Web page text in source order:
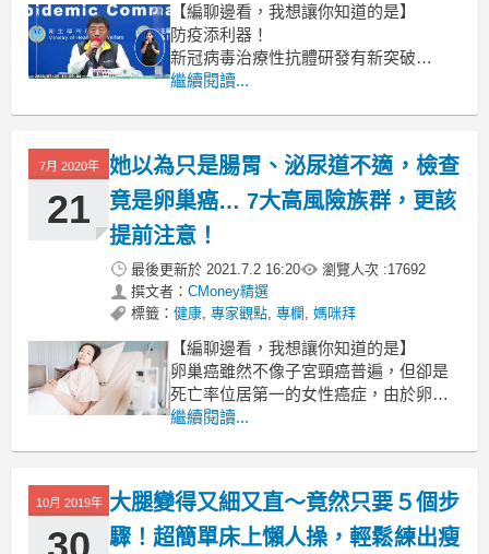
【編聊邊看，我想讓你知道的是】
防疫添利器！
新冠病毒治療性抗體研發有新突破！
中央流行疫情指揮中心今(29)日表示，
繼續閱讀...
7月 2020年
21
她以為只是腸胃、泌尿道不適，檢查
竟是卵巢癌… 7大高風險族群，更該
提前注意！
最後更新於 2021.7.2 16:20 瀏覽人次 :17692
撰文者： CMoney精選
標籤： 健康, 專家觀點, 專欄 , 媽咪拜
【編聊邊看，我想讓你知道的是】
卵巢癌雖然不像子宮頸癌普遍，但卻是
死亡率位居第一的女性癌症，由於卵巢
癌早期沒有明顯的症狀，目前也尚未有
「沉默的殺手」。
文 / 媽咪拜編輯部
繼續閱讀...
10月 2019年
大腿變得又細又直～竟然只要５個步
驟！超簡單床上懶人操，輕鬆練出瘦